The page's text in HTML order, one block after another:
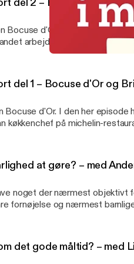
Bocuse d'Or. I den her
arbejdet på den 3-
sidste år vandt han og Ronni
Kom med til Bocuse d'Or
der fortæller om, hvad der
gastronomifans hepper på en
del 1 – Bocuse d'Or og
Bocuse d'Or. I den her
køkkenchef på michelin-
har han ligget i
d'Or i Budapest. Hør hvordan Brian
– og få et indblik i, hvad
er deltager i verdens vigtigste
at gøre? – med
noget der nærmest objektivt
fornøjelse og nærmest
om flødeis er nemlig tit en
Is for at blive klogere på,
på et ismejeri. Man kan
det gode måltid? – med